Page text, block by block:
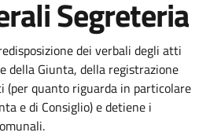
Segreteria
dei verbali degli atti
della Giunta, della registrazione
(per quanto riguarda in particolare
e di Consiglio) e detiene i